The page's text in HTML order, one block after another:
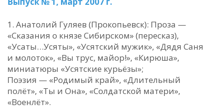
Анатолий Гуляев (Прокопьевск): Проза —
«Сказания о князе Сибирском» (пересказ),
«Усаты…Усяты», «Усятский мужик», «Дядя Саня
и молоток», «Вы трус, майор!», «Кирюша»,
миниатюры «Усятские курьёзы»;
Поэзия — «Родимый край», «Длительный
полёт», «Ты и Она», «Солдатской матери»,
«Военлёт».